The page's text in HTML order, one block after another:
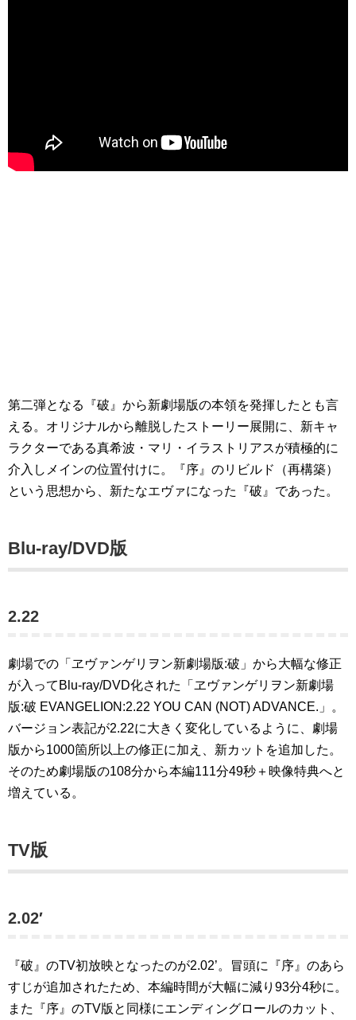
第二弾となる『破』から新劇場版の本領を発揮したとも言
える。オリジナルから離脱したストーリー展開に、新キャ
ラクターである真希波・マリ・イラストリアスが積極的に
介入しメインの位置付けに。『序』のリビルド（再構築）
という思想から、新たなエヴァになった『破』であった。
Blu-ray/DVD版
2.22
劇場での「ヱヴァンゲリヲン新劇場版:破」から大幅な修正
が入ってBlu-ray/DVD化された「ヱヴァンゲリヲン新劇場
版:破 EVANGELION:2.22 YOU CAN (NOT) ADVANCE.」。
バージョン表記が2.22に大きく変化しているように、劇場
版から1000箇所以上の修正に加え、新カットを追加した。
そのため劇場版の108分から本編111分49秒＋映像特典へと
増えている。
TV版
2.02′
『破』のTV初放映となったのが2.02’。冒頭に『序』のあら
すじが追加されたため、本編時間が大幅に減り93分4秒に。
また『序』のTV版と同様にエンディングロールのカット、